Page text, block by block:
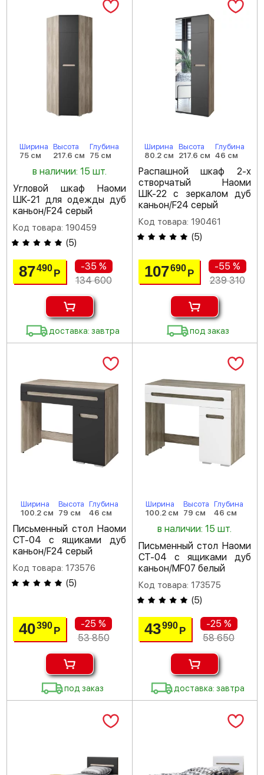
Ширина
75 см
Высота
217.6 см
Глубина
75 см
в наличии: 15 шт.
Угловой шкаф Наоми
ШК-21 для одежды дуб
каньон/F24 серый
Код товара: 190459
(5)
87490Р
-35 %
134 600
доставка: завтра
Ширина
80.2 см
Высота
217.6 см
Глубина
46 см
Распашной шкаф 2-х
створчатый Наоми
ШК-22 с зеркалом дуб
каньон/F24 серый
Код товара: 190461
(5)
107690 Р
-55 %
239 310
под заказ
Ширина
100.2 см
Высота
79 см
Глубина
46 см
Письменный стол Наоми
СТ-04 с ящиками дуб
каньон/F24 серый
Код товара: 173576
(5)
40390Р
-25 %
53 850
под заказ
Ширина
100.2 см
Высота
79 см
Глубина
46 см
в наличии: 15 шт.
Письменный стол Наоми
СТ-04 с ящиками дуб
каньон/MF07 белый
Код товара: 173575
(5)
43990 Р
-25 %
58 650
доставка: завтра